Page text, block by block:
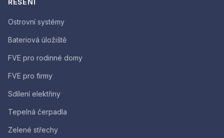
Ostrovní systémy
Bateriová úložiště
FVE pro rodinné domy
FVE pro firmy
Sdílení elektřiny
Tepelná čerpadla
Zelené střechy